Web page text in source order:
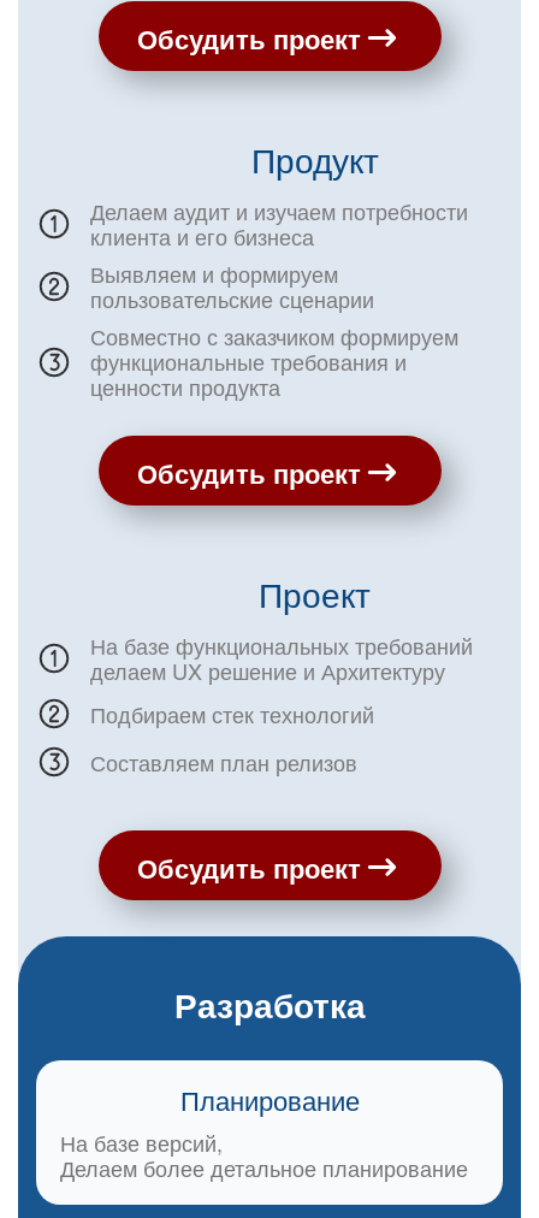
Обсудить проект
Продукт
Делаем аудит и изучаем потребности
клиента и его бизнеса
Выявляем и формируем
пользовательские сценарии
Совместно с заказчиком формируем
функциональные требования и
ценности продукта
Обсудить проект
Проект
На базе функциональных требований
делаем UX решение и Архитектуру
Подбираем стек технологий
Составляем план релизов
Обсудить проект
Разработка
Планирование
На базе версий,
Делаем более детальное планирование